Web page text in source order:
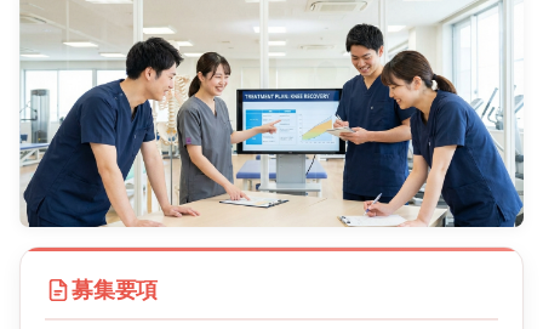
募集要項